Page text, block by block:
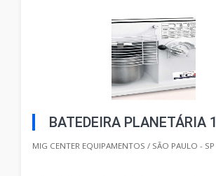
BATEDEIRA PLANETÁRIA
MIG CENTER EQUIPAMENTOS / SÃO PAULO - SP